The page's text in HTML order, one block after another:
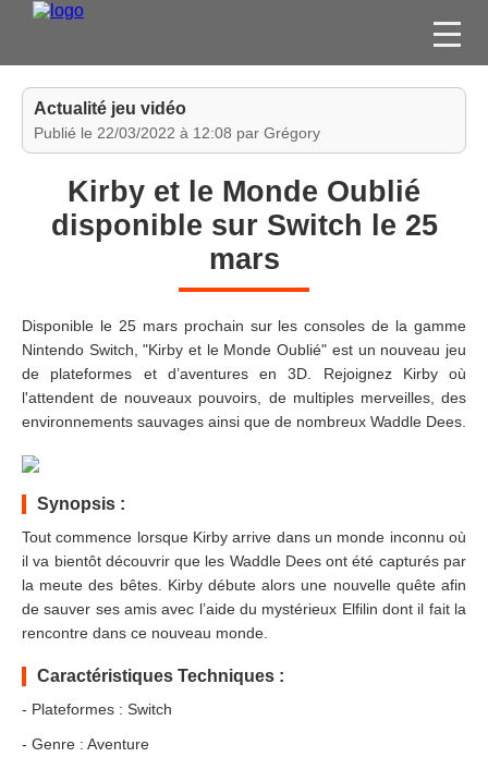
FILMS
JEUX VIDÉO
CONCOURS
ESPACE
MEMBRE
Actualité jeu vidéo
Publié le 22/03/2022 à 12:08 par Grégory
Kirby et le Monde Oublié
disponible sur Switch le 25
mars
Disponible le 25 mars prochain sur les consoles de la gamme
Nintendo Switch, "Kirby et le Monde Oublié" est un nouveau jeu
de plateformes et d’aventures en 3D. Rejoignez Kirby où
l'attendent de nouveaux pouvoirs, de multiples merveilles, des
environnements sauvages ainsi que de nombreux Waddle Dees.
Synopsis :
Tout commence lorsque Kirby arrive dans un monde inconnu où
il va bientôt découvrir que les Waddle Dees ont été capturés par
la meute des bêtes. Kirby débute alors une nouvelle quête afin
de sauver ses amis avec l’aide du mystérieux Elfilin dont il fait la
rencontre dans ce nouveau monde.
Caractéristiques Techniques :
- Plateformes : Switch
- Genre : Aventure